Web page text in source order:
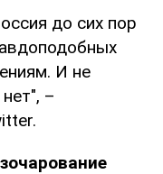
до сих пор
И не
–